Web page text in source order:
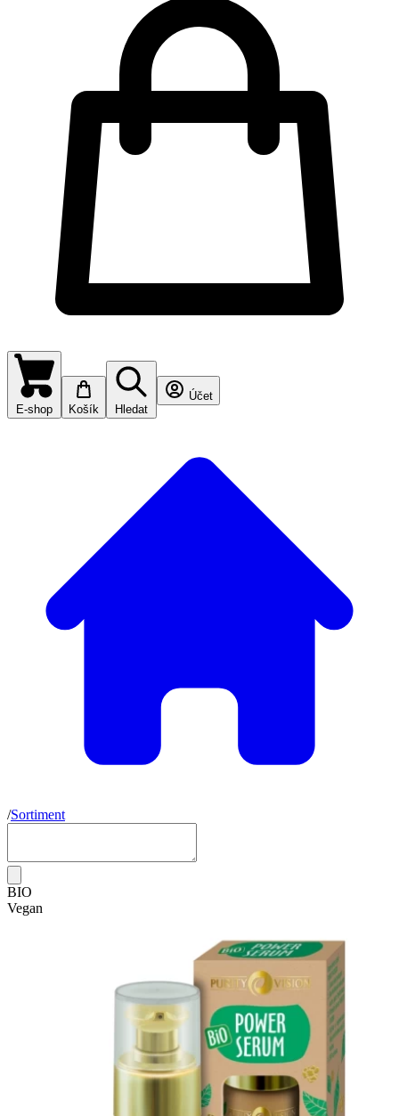
E-shop Košík Hledat
Účet
/Sortiment
BIO
Vegan